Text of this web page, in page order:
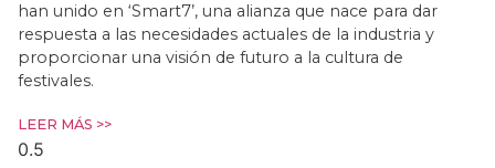
han unido en ‘Smart7’, una alianza que nace para dar
respuesta a las necesidades actuales de la industria y
proporcionar una visión de futuro a la cultura de
festivales.
LEER MÁS >>